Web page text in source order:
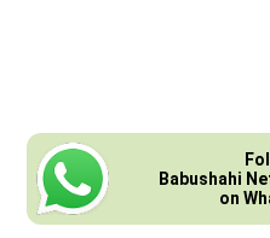
Babushahi
on